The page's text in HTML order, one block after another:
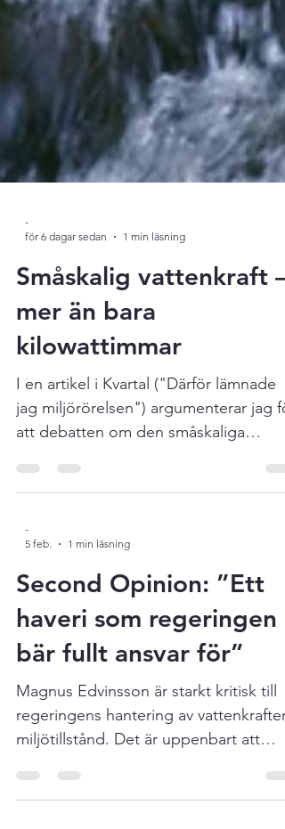
för 6 dagar sedan
1 min läsning
Småskalig vattenkraft –
mer än bara
kilowattimmar
I en artikel i Kvartal ("Därför lämnade
jag miljörörelsen") argumenterar jag
att debatten om den småskaliga
vattenkraften egentligen handlar om
vilket samhälle vi vill ha. Den tidiga
som E.F. Schumacher och senare
Ostrom. Gemensamt för dem var
övertygelsen att hållbarhet inte bara
handlar om natur, utan också om
människor, lokalt ansvar och samhällen
mänsklig skala. Småskalighet, decentr
5 feb.
1 min läsning
Second Opinion: ”Ett
haveri som regeringen
bär fullt ansvar för”
Magnus Edvinsson är starkt kritisk till
regeringens hantering av
miljötillstånd. Det är uppenbart att
regeringen inte har kontroll över